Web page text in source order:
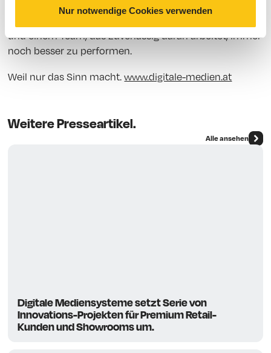
Nur notwendige Cookies verwenden
laufenden redaktionellen und technischen Betreuung
alles anbieten kann: immer mit Hands-on Mentalität
und einem Team, das zuverlässig daran arbeitet, immer
noch besser zu performen.
Weil nur das Sinn macht.www.digitale-medien.at
Weitere Presseartikel.
Alle ansehen
Digitale Mediensysteme setzt Serie von
Innovations-Projekten für Premium Retail-
Kunden und Showrooms um.